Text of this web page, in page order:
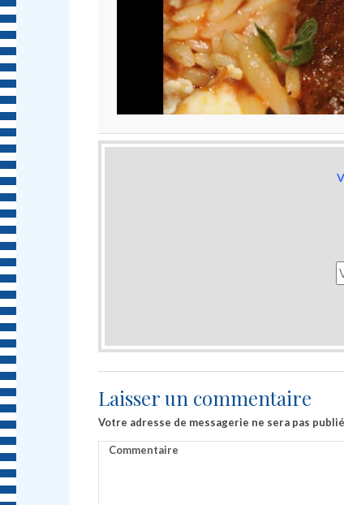
Laisser un commentaire
Votre adresse de messagerie ne sera pas
Commentaire